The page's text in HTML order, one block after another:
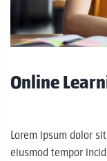
Online
Lorem ipsum dolor
eiusmod tempor